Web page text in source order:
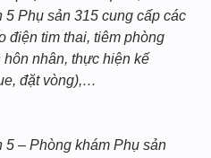
Phụ sản 315 cung cấp các
điện tim thai, tiêm phòng
nhân, thực hiện kế
đặt vòng),…
5 – Phòng khám Phụ sản